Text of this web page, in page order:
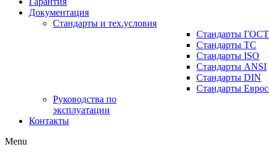
Документация
Стандарты и тех.условия
Стандарты ГОСТ
Стандарты ТС
Стандарты ISO
Стандарты ANSI
Стандарты DIN
Стандарты
Руководства по
эксплуатации
Контакты
Menu